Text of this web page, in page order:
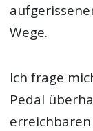
Wege.
Ich frage
Pedal